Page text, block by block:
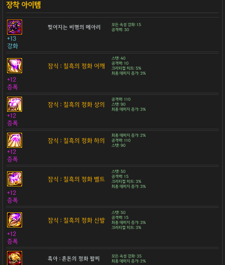
찢어지는 비명의 메아리
모든 속성 강화: 15
공격력: 30
+13
강화
잠식 : 칠흑의 정화 어깨
스탯: 40
공격력: 10
크리티컬 히트: 5%
최종 데미지 증가: 3%
+12
증폭
잠식 : 칠흑의 정화 상의
공격력: 110
스탯: 90
최종 데미지 증가: 3%
+12
증폭
잠식 : 칠흑의 정화 하의
최종 데미지 증가: 2%
공격력: 110
스탯: 90
+12
증폭
잠식 : 칠흑의 정화 벨트
스탯: 50
공격력: 15
크리티컬 히트: 3%
최종 데미지 증가: 3%
+12
증폭
잠식 : 칠흑의 정화 신발
스탯: 50
공격력: 15
최종 데미지 증가: 3%
크리티컬 히트: 3%
+12
증폭
흑아 : 혼돈의 정화 팔찌
모든 속성 강화: 35
최종 데미지 증가: 2%